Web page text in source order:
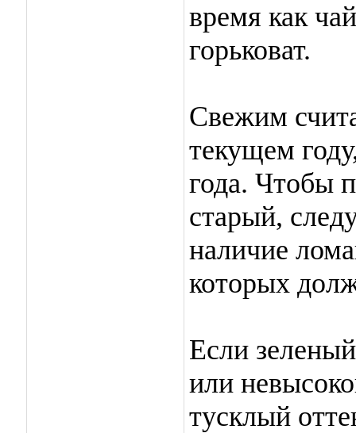
время как
горьковат.
Свежим
текущем
года. Чтобы
старый,
наличие
которых
Если
или
тусклый